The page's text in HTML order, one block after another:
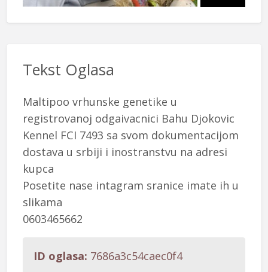
Tekst Oglasa
Maltipoo vrhunske genetike u
registrovanoj odgaivacnici Bahu Djokovic
Kennel FCI 7493 sa svom dokumentacijom
dostava u srbiji i inostranstvu na adresi
kupca
Posetite nase intagram sranice imate ih u
slikama
0603465662
ID oglasa: 7686a3c54caec0f4